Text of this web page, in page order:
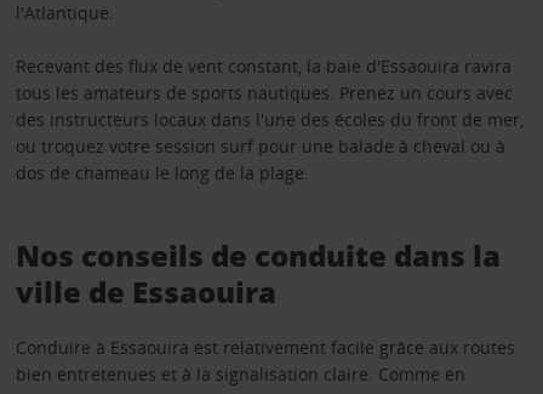
l'Atlantique.
Recevant des flux de vent constant, la baie d'Essaouira ravira
tous les amateurs de sports nautiques. Prenez un cours avec
des instructeurs locaux dans l'une des écoles du front de mer,
ou troquez votre session surf pour une balade à cheval ou à
dos de chameau le long de la plage.
Nos conseils de conduite dans la
ville de Essaouira
Conduire à Essaouira est relativement facile grâce aux routes
bien entretenues et à la signalisation claire. Comme en